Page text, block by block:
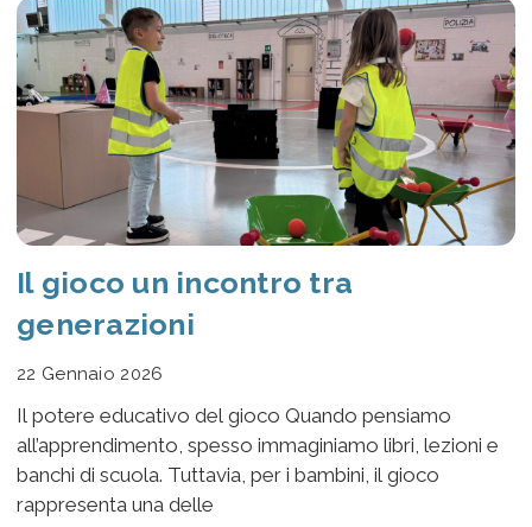
Il gioco un incontro tra
generazioni
22 Gennaio 2026
Il potere educativo del gioco Quando pensiamo
all’apprendimento, spesso immaginiamo libri, lezioni e
banchi di scuola. Tuttavia, per i bambini, il gioco
rappresenta una delle